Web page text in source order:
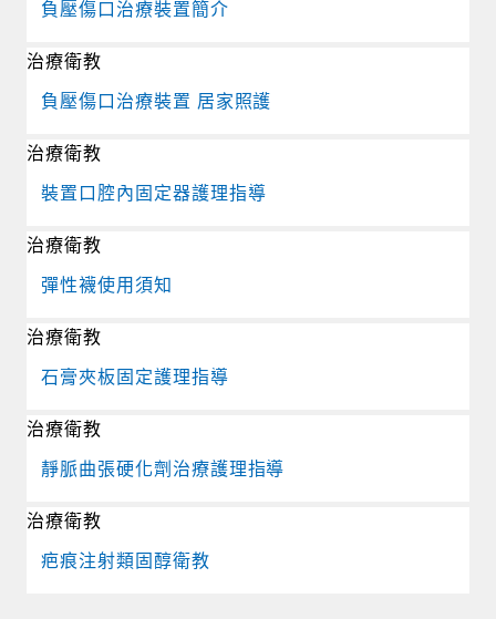
負壓傷口治療裝置簡介
負壓傷口治療裝置 居家照護
治療衛教
裝置口腔內固定器護理指導
治療衛教
彈性襪使用須知
治療衛教
石膏夾板固定護理指導
治療衛教
靜脈曲張硬化劑治療護理指導
治療衛教
疤痕注射類固醇衛教
治療衛教